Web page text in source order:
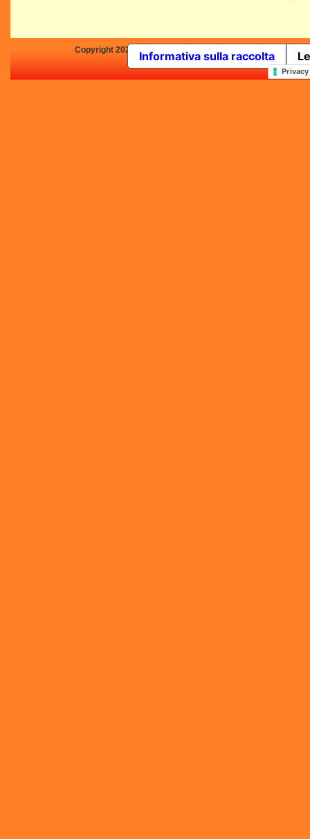
Copyright 2025 by Concorsi-Letterari.it - P.IVA
In qualità di Affiliato
Informativa sulla raccolta